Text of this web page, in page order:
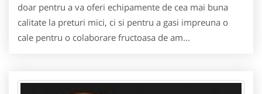
doar pentru a va oferi echipamente de cea mai buna
calitate la preturi mici, ci si pentru a gasi impreuna o
cale pentru o colaborare fructoasa de am...